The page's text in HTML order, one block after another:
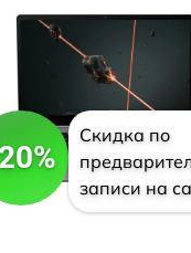
Скидка по
записи на